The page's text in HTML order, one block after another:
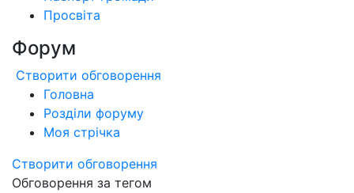
Просвіта
Форум
Створити обговорення
Головна
Розділи форуму
Моя стрічка
Створити обговорення
Обговорення за тегом